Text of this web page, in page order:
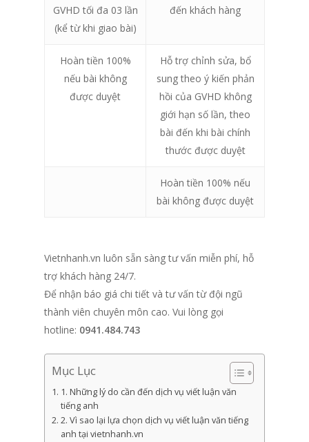
GVHD tối đa 03 lần
(kể từ khi giao bài)
đến khách hàng
Hoàn tiền 100%
nếu bài không
được duyệt
Hỗ trợ chỉnh sửa, bổ
sung theo ý kiến phản
hồi của GVHD không
giới hạn số lần, theo
bài đến khi bài chính
thước được duyệt
Hoàn tiền 100% nếu
bài không được duyệt
Vietnhanh.vn luôn sẵn sàng tư vấn miễn phí, hỗ
trợ khách hàng 24/7.
Để nhận báo giá chi tiết và tư vấn từ đội ngũ
thành viên chuyên môn cao. Vui lòng gọi
hotline: 0941.484.743
Mục Lục
1. Những lý do cần đến dịch vụ viết luận văn
tiếng anh
2. Vì sao lại lựa chọn dịch vụ viết luận văn tiếng
anh tại vietnhanh.vn